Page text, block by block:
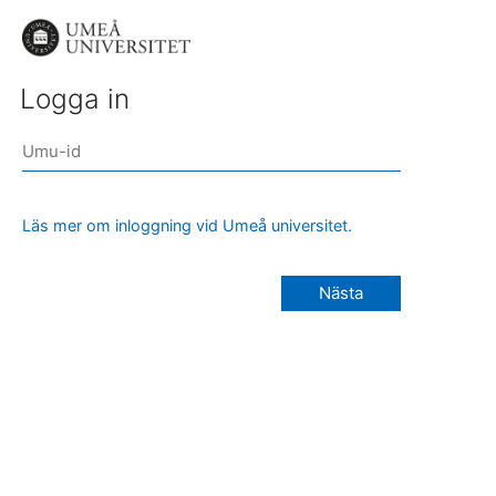
Logga in
Läs mer om inloggning vid Umeå universitet.
Nästa